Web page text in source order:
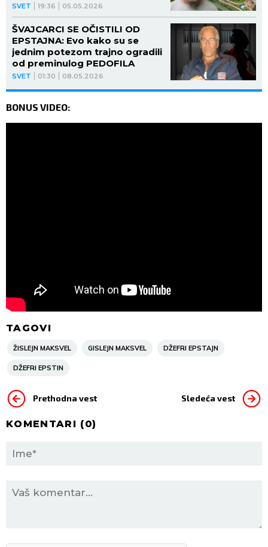
SVET 19:36 05.05.2026
SVET 01:30 08.05.2026
ŠVAJCARCI SE OČISTILI OD
EPSTAJNA: Evo kako su se
jednim potezom trajno ogradili
od preminulog PEDOFILA
BONUS VIDEO:
TAGOVI
ŽISLEJN MAKSVEL GISLEJN MAKSVEL DŽEFRI EPSTAJN
DŽEFRI EPSTIN
Prethodna vest Sledeća vest
KOMENTARI (0)